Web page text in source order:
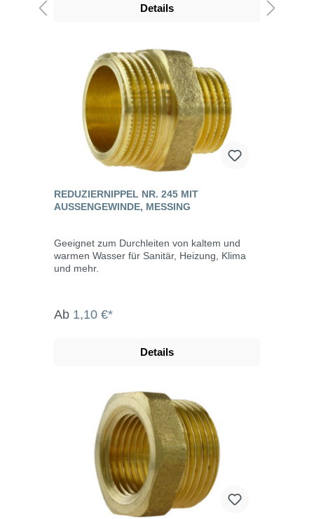
Details
REDUZIERNIPPEL NR. 245 MIT
AUSSENGEWINDE, MESSING
Geeignet zum Durchleiten von kaltem und
warmen Wasser für Sanitär, Heizung, Klima
und mehr.
Ab 1,10 €*
Details